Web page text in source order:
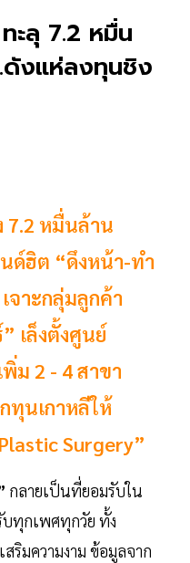
ะลุ 7.2 หมื่น
งแห่ลงทุนชิง
7.2 หมื่นล้าน
ด์ฮิต “ดึงหน้า-ทำ
จาะกลุ่มลูกค้า
เล็งตั้งศูนย์
พิ่ม 2 - 4 สาขา
ทุนเกาหลีให้
Surgery”
กลายเป็นที่ยอมรับใน
บทุกเพศทุกวัย ทั้ง
ริมความงาม ข้อมูลจาก